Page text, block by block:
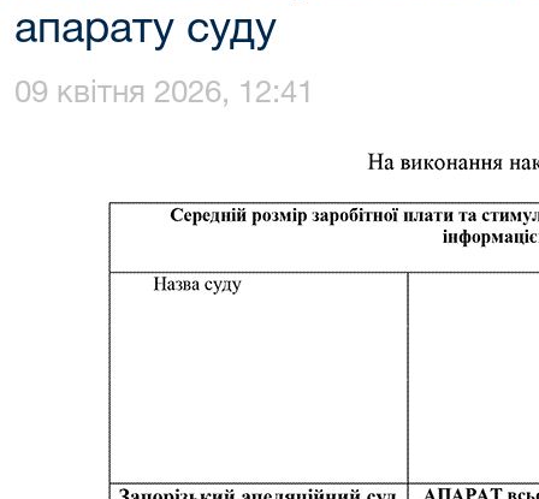
апарату суду
09 квітня 2026, 12:41